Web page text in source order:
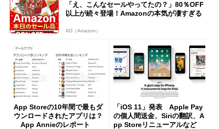
「え、こんなセールやってたの？」80％OFF
以上が続々登場！Amazonの本気が凄すぎる
AD（Amazon）
App Storeの10年間で最もダ
ウンロードされたアプリは？
App Annieのレポート
「iOS 11」発表 Apple Pay
の個人間送金、Siriの翻訳、A
pp Storeリニューアルなど